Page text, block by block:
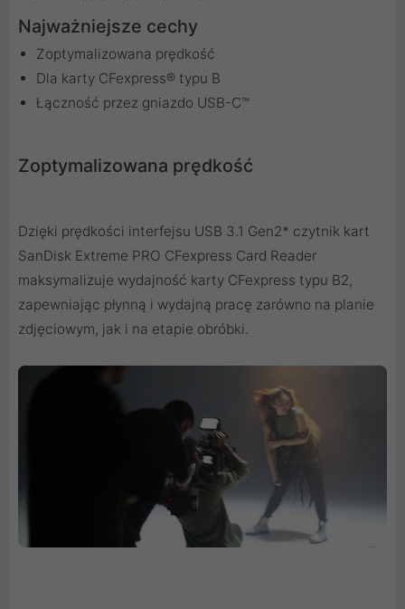
Najważniejsze cechy
Zoptymalizowana prędkość
Dla karty CFexpress® typu B
Łączność przez gniazdo USB-C™
Zoptymalizowana prędkość
Dzięki prędkości interfejsu USB 3.1 Gen2* czytnik kart
SanDisk Extreme PRO CFexpress Card Reader
maksymalizuje wydajność karty CFexpress typu B2,
zapewniając płynną i wydajną pracę zarówno na planie
zdjęciowym, jak i na etapie obróbki.